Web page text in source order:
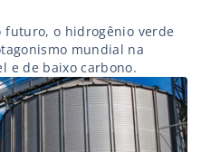
futuro, o hidrogênio verde
mundial na
e de baixo carbono.